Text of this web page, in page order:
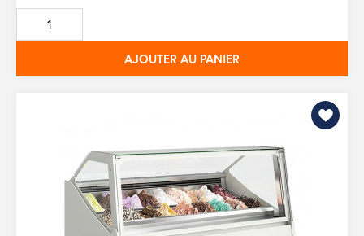
de
base
AJOUTER AU PANIER